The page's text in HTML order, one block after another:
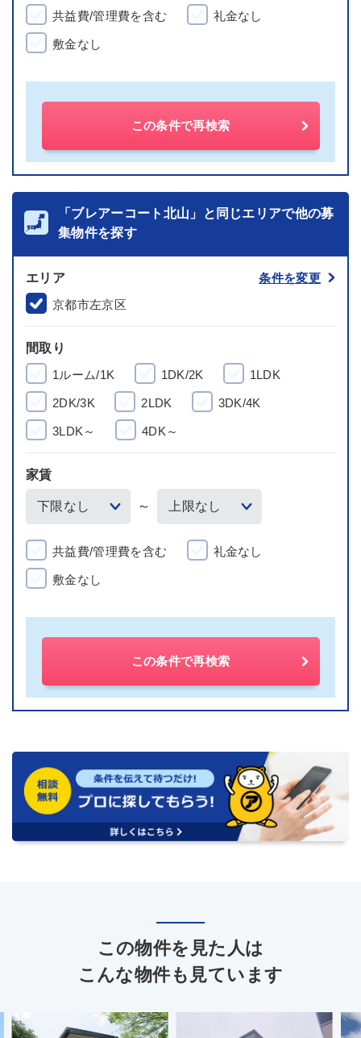
共益費/管理費を含む 礼金なし
敷金なし
この条件で再検索
「ブレアーコート北山」と同じエリアで他の募
集物件を探す
エリア
条件を変更
京都市左京区
間取り
1ルーム/1K
1DK/2K 1LDK
2DK/3K 2LDK 3DK/4K
3LDK～ 4DK～
家賃
～
共益費/管理費を含む 礼金なし
敷金なし
この条件で再検索
この物件を見た人は
こんな物件も見ています